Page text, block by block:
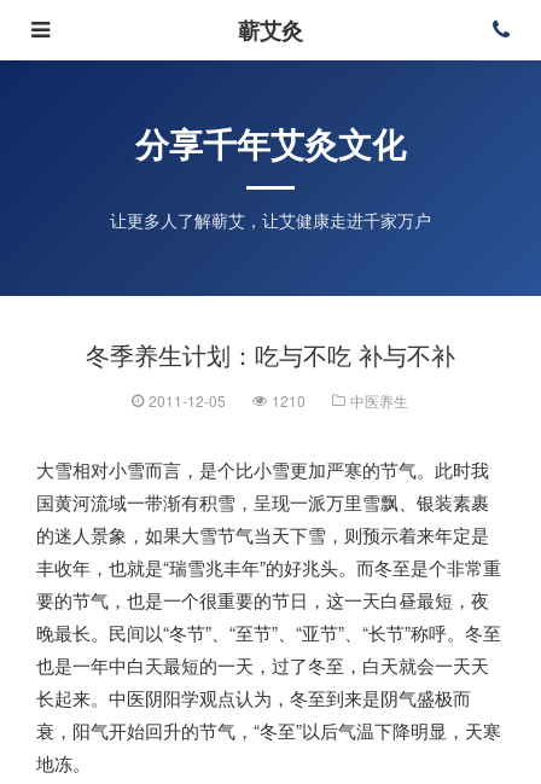
蕲艾灸
分享千年艾灸文化
让更多人了解蕲艾，让艾健康走进千家万户
冬季养生计划：吃与不吃 补与不补
2011-12-05 1210 中医养生
大雪相对小雪而言，是个比小雪更加严寒的节气。此时我
国黄河流域一带渐有积雪，呈现一派万里雪飘、银装素裹
的迷人景象，如果大雪节气当天下雪，则预示着来年定是
丰收年，也就是“瑞雪兆丰年”的好兆头。而冬至是个非常重
要的节气，也是一个很重要的节日，这一天白昼最短，夜
晚最长。民间以“冬节”、“至节”、“亚节”、“长节”称呼。冬至
也是一年中白天最短的一天，过了冬至，白天就会一天天
长起来。中医阴阳学观点认为，冬至到来是阴气盛极而
衰，阳气开始回升的节气，“冬至”以后气温下降明显，天寒
地冻。